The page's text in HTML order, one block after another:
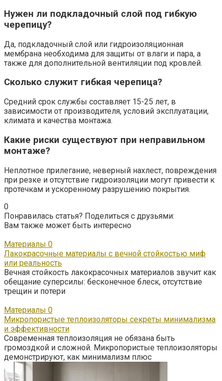
Нужен ли подкладочный слой под гибкую
черепицу?
Да, подкладочный слой или гидроизоляционная
мембрана необходима для защиты от влаги и пара, а
также для дополнительной вентиляции под кровлей.
Сколько служит гибкая черепица?
Средний срок службы составляет 15-25 лет, в
зависимости от производителя, условий эксплуатации,
климата и качества монтажа.
Какие риски существуют при неправильном
монтаже?
Неплотное прилегание, неверный нахлест, повреждения
при резке и отсутствие гидроизоляции могут привести к
протечкам и ускоренному разрушению покрытия.
0
Понравилась статья? Поделиться с друзьями:
Вам также может быть интересно
Материалы 0
Лакокрасочные материалы с вечной стойкостью миф
или реальность
Вечная стойкость лакокрасочных материалов звучит как
обещание суперсилы: бесконечное блеск, отсутствие
трещин и потери
Материалы 0
Микропористые теплоизоляторы секреты минимализма
и эффективности
Современная теплоизоляция не обязана быть
громоздкой и сложной. Микропористые теплоизоляторы
демонстрируют, как минимализм плюс